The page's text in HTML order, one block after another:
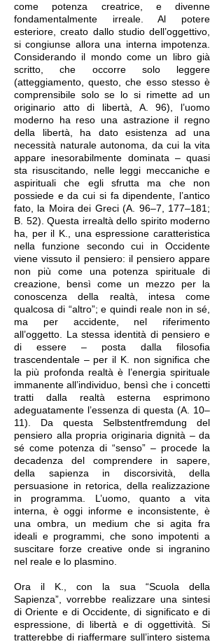
come potenza creatrice, e divenne
fondamentalmente irreale. Al potere
esteriore, creato dallo studio dell’oggettivo,
si congiunse allora una interna impotenza.
Considerando il mondo come un libro già
scritto, che occorre solo leggere
(atteggiamento, questo, che esso stesso è
comprensibile solo se lo si rimette ad un
originario atto di libertà, A. 96), l’uomo
moderno ha reso una astrazione il regno
della libertà, ha dato esistenza ad una
necessità naturale autonoma, da cui la vita
appare inesorabilmente dominata – quasi
sta risuscitando, nelle leggi meccaniche e
aspirituali che egli sfrutta ma che non
possiede e da cui si fa dipendente, l’antico
fato, la Moira dei Greci (A. 96–7, 177–181;
B. 52). Questa irrealtà dello spirito moderno
ha, per il K., una espressione caratteristica
nella funzione secondo cui in Occidente
viene vissuto il pensiero: il pensiero appare
non più come una potenza spirituale di
creazione, bensì come un mezzo per la
conoscenza della realtà, intesa come
qualcosa di “altro”; e quindi reale non in sé,
ma per accidente, nel riferimento
all’oggetto. La stessa identità di pensiero e
di essere – posta dalla filosofia
trascendentale – per il K. non significa che
la più profonda realtà è l’energia spirituale
immanente all’individuo, bensì che i concetti
tratti dalla realtà esterna esprimono
adeguatamente l’essenza di questa (A. 10–
11). Da questa Selbstentfremdung del
pensiero alla propria originaria dignità – da
sé come potenza di “senso” – procede la
decadenza del comprendere in sapere,
della sapienza in discorsività, della
persuasione in retorica, della realizzazione
in programma. L’uomo, quanto a vita
interna, è oggi informe e inconsistente, è
una ombra, un medium che si agita fra
ideali e programmi, che sono impotenti a
suscitare forze creative onde si ingranino
nel reale e lo plasmino.
Ora il K., con la sua “Scuola della
Sapienza”, vorrebbe realizzare una sintesi
di Oriente e di Occidente, di significato e di
espressione, di libertà e di oggettività. Si
tratterebbe di riaffermare sull’intero sistema